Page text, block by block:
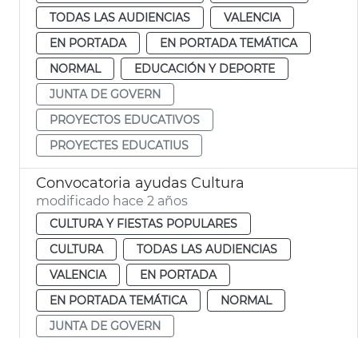
TODAS LAS AUDIENCIAS
VALENCIA
EN PORTADA
EN PORTADA TEMÁTICA
NORMAL
EDUCACIÓN Y DEPORTE
JUNTA DE GOVERN
PROYECTOS EDUCATIVOS
PROYECTES EDUCATIUS
Convocatoria ayudas Cultura
modificado hace 2 años
CULTURA Y FIESTAS POPULARES
CULTURA
TODAS LAS AUDIENCIAS
VALENCIA
EN PORTADA
EN PORTADA TEMÁTICA
NORMAL
JUNTA DE GOVERN